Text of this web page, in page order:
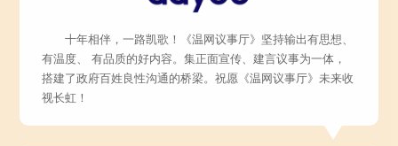
十年相伴，一路凯歌！《温网议事厅》坚持输出有思想、
有温度、 有品质的好内容。集正面宣传、建言议事为一体，
搭建了政府百姓良性沟通的桥梁。祝愿《温网议事厅》未来收
视长虹！